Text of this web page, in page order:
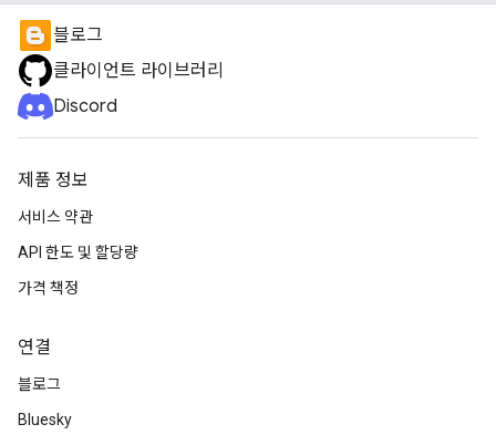
블로그
클라이언트 라이브러리
Discord
제품 정보
서비스 약관
API 한도 및 할당량
가격 책정
연결
블로그
Bluesky